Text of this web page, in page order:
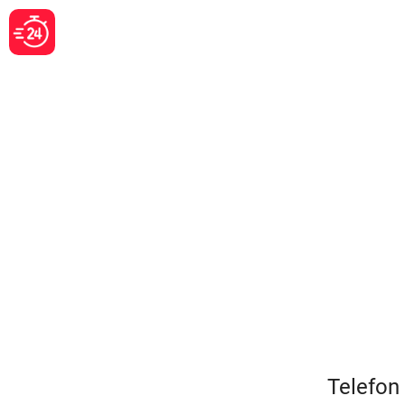
Telefon